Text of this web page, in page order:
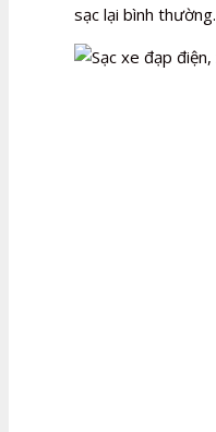
sạc lại bình thường.